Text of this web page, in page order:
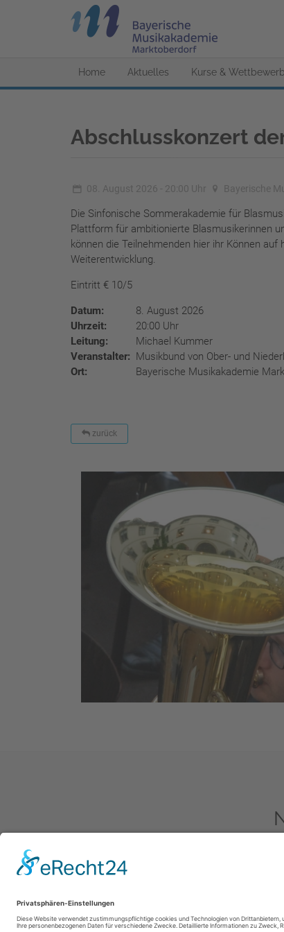
Home Aktuelles Kurse &
Abschlusskonzert
08. August 2026 - 20:00 Uhr Bayerische
Die Sinfonische Sommerakademie für
Plattform für ambitionierte Blasmusikerinnen
können die Teilnehmenden hier ihr Können
Weiterentwicklung.
Eintritt € 10/5
Datum:
8. August 2026
Uhrzeit:
20:00 Uhr
Leitung:
Michael Kummer
Veranstalter: Musikbund von Ober- und
Ort:
Bayerische Musikakademie
zurück